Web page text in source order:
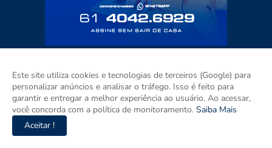
Este site utiliza cookies e tecnologias de terceiros (Google) para
personalizar anúncios e analisar o tráfego. Isso é feito para
garantir e entregar a melhor experiência ao usuário. Ao acessar,
você concorda com a política de monitoramento. Saiba Mais
Aceitar !